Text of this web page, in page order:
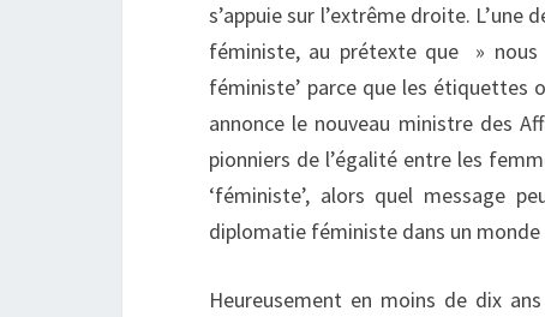
s’appuie sur l’extrême droite.
féministe, au prétexte que » nous
féministe’ parce que les étiquettes
annonce le nouveau ministre des
pionniers de l’égalité entre les
‘féministe’, alors quel message
diplomatie féministe dans un monde
Heureusement en moins de dix